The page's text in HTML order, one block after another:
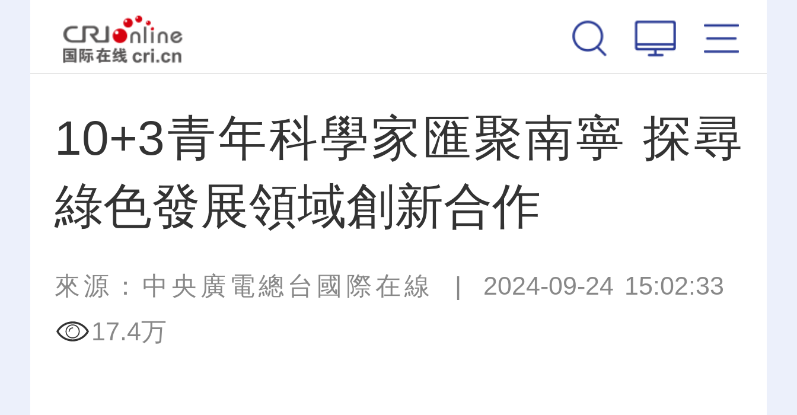
10+3青年科學家匯聚南寧 探尋
綠色發展領域創新合作
來源：中央廣電總台國際在線 | 2024-09-24 15:02:33
17.4万